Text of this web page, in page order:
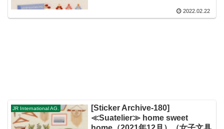
2022.02.22
JR International AG.
[Sticker Archive-180]
≪Suatelier≫ home sweet